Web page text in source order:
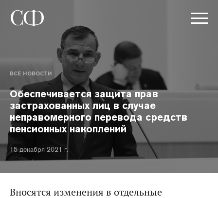
ВСЕ НОВОСТИ
Обеспечивается защита прав
застрахованных лиц в случае
неправомерного перевода средств
пенсионных накоплений
15 декабря 2021 г.
Вносятся изменения в отдельные